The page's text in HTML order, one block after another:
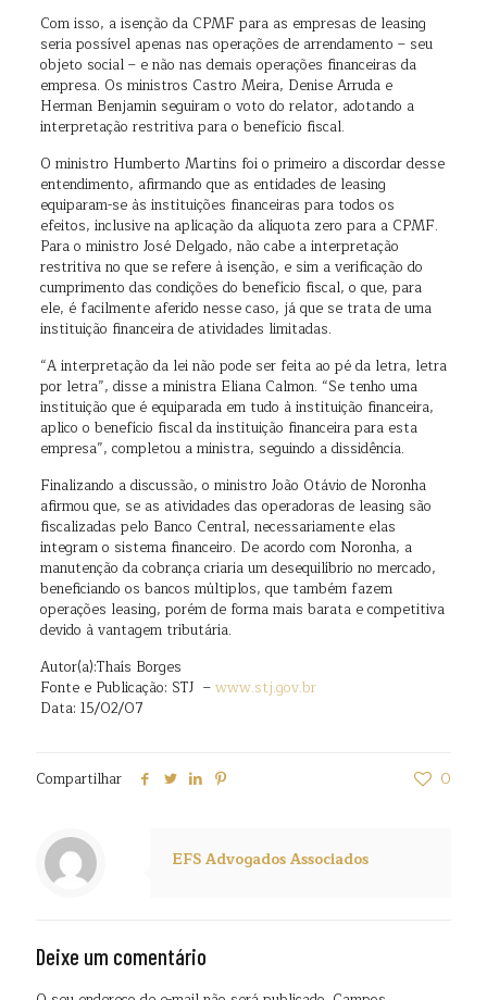
Com isso, a isenção da CPMF para as empresas de leasing
seria possível apenas nas operações de arrendamento – seu
objeto social – e não nas demais operações financeiras da
empresa. Os ministros Castro Meira, Denise Arruda e
Herman Benjamin seguiram o voto do relator, adotando a
interpretação restritiva para o benefício fiscal.
O ministro Humberto Martins foi o primeiro a discordar desse
entendimento, afirmando que as entidades de leasing
equiparam-se às instituições financeiras para todos os
efeitos, inclusive na aplicação da alíquota zero para a CPMF.
Para o ministro José Delgado, não cabe a interpretação
restritiva no que se refere à isenção, e sim a verificação do
cumprimento das condições do benefício fiscal, o que, para
ele, é facilmente aferido nesse caso, já que se trata de uma
instituição financeira de atividades limitadas.
“A interpretação da lei não pode ser feita ao pé da letra, letra
por letra”, disse a ministra Eliana Calmon. “Se tenho uma
instituição que é equiparada em tudo à instituição financeira,
aplico o benefício fiscal da instituição financeira para esta
empresa”, completou a ministra, seguindo a dissidência.
Finalizando a discussão, o ministro João Otávio de Noronha
afirmou que, se as atividades das operadoras de leasing são
fiscalizadas pelo Banco Central, necessariamente elas
integram o sistema financeiro. De acordo com Noronha, a
manutenção da cobrança criaria um desequilíbrio no mercado,
beneficiando os bancos múltiplos, que também fazem
operações leasing, porém de forma mais barata e competitiva
devido à vantagem tributária.
Autor(a):Thaís Borges
Fonte e Publicação: STJ –www.stj.gov.br
Data: 15/02/07
Compartilhar 0
EFS Advogados Associados
Deixe um comentário